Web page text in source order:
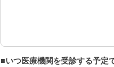
■いつ医療機関を受診する予定